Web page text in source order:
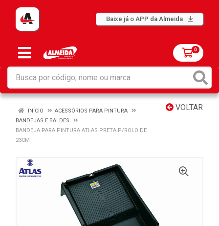
Baixe já o APP da Almeida
0
VOLTAR
INÍCIO
ACESSÓRIOS PARA PINTURA
BANDEJAS E BALDES
BANDEJA PARA PINTURA ATLAS PRETA P/ROLO DE
23CM